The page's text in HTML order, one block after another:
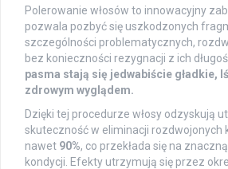
Polerowanie włosów to innowacyjny
pozwala pozbyć się uszkodzonych
szczególności problematycznych,
bez konieczności rezygnacji z ich
pasma stają się jedwabiście gładkie,
zdrowym wyglądem.
Dzięki tej procedurze włosy odzyskują
skuteczność w eliminacji rozdwojonych
nawet 90%, co przekłada się na
kondycji. Efekty utrzymują się przez